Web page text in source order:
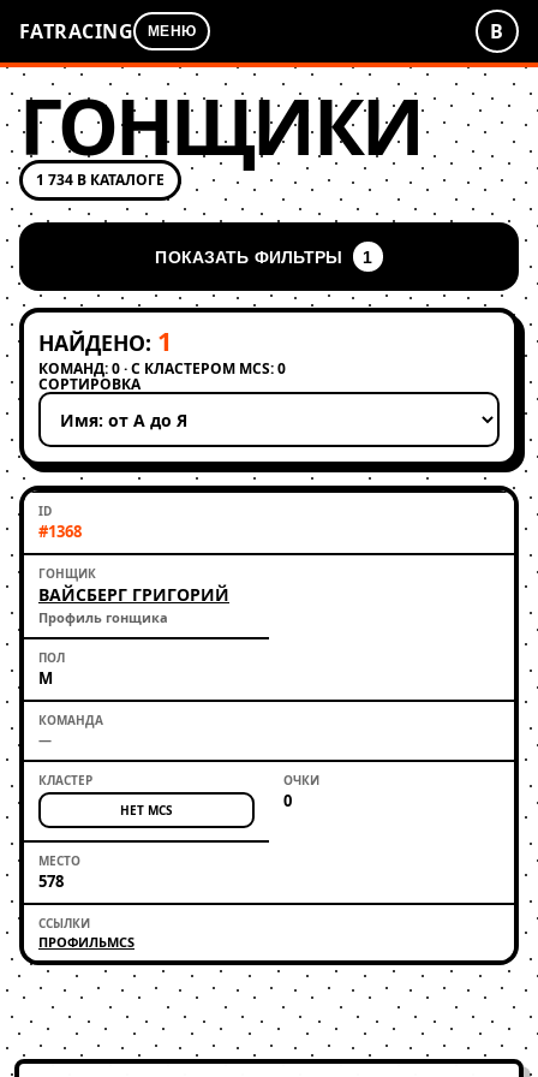
FATRACING МЕНЮ В
ГОНЩИКИ
1 734 В КАТАЛОГЕ
ПОКАЗАТЬ ФИЛЬТРЫ 1
НАЙДЕНО: 1
КОМАНД: 0 · С КЛАСТЕРОМ MCS: 0
СОРТИРОВКА
Применить сортировку
#1368
ВАЙСБЕРГ ГРИГОРИЙ
Профиль гонщика
М
—
НЕТ MCS 0
578
ПРОФИЛЬMCS